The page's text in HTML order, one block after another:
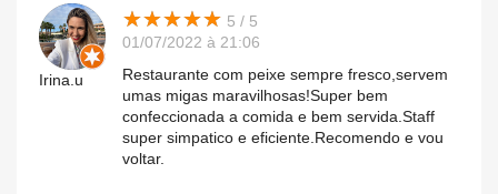
Irina.u
★★★★★
★★★★★ 5 / 5
01/07/2022 à 21:06
Restaurante com peixe sempre fresco,servem
umas migas maravilhosas!Super bem
confeccionada a comida e bem servida.Staff
super simpatico e eficiente.Recomendo e vou
voltar.